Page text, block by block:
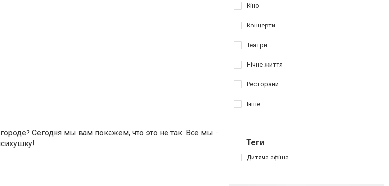
Сегодня мы вам покажем, что это не так. Все мы -
Кіно
Концерти
Театри
Нічне життя
Ресторани
Інше
Теги
Дитяча афіша